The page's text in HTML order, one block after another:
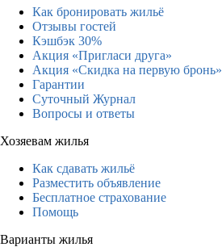
Как бронировать жильё
Отзывы гостей
Кэшбэк 30%
Акция «Пригласи друга»
Акция «Скидка на первую бронь»
Гарантии
Суточный Журнал
Вопросы и ответы
Хозяевам жилья
Как сдавать жильё
Разместить объявление
Бесплатное страхование
Помощь
Варианты жилья